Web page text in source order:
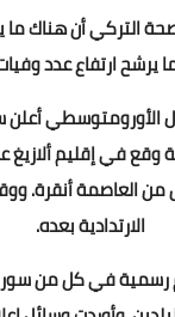
يرشح ارتفاع عدد
الأورومتوسطي أعلن
من العاصمة أنقرة.
الارتدادية بعده.
رسمية في كل من